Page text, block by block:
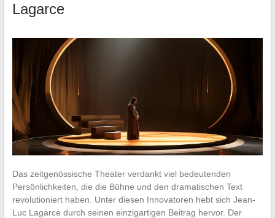
Lagarce
Das zeitgenössische Theater verdankt viel bedeutenden
Persönlichkeiten, die die Bühne und den dramatischen Text
revolutioniert haben. Unter diesen Innovatoren hebt sich Jean-
Luc Lagarce durch seinen einzigartigen Beitrag hervor. Der